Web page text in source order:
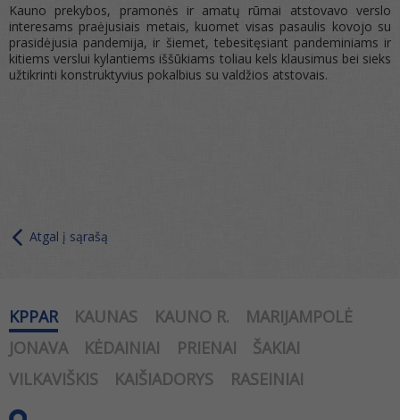
Kauno prekybos, pramonės ir amatų rūmai atstovavo verslo
interesams praėjusiais metais, kuomet visas pasaulis kovojo su
prasidėjusia pandemija, ir šiemet, tebesitęsiant pandeminiams ir
kitiems verslui kylantiems iššūkiams toliau kels klausimus bei sieks
užtikrinti konstruktyvius pokalbius su valdžios atstovais.
Atgal į sąrašą
KPPAR KAUNAS KAUNO R.
MARIJAMPOLĖ
JONAVA
KĖDAINIAI PRIENAI
ŠAKIAI
VILKAVIŠKIS
KAIŠIADORYS RASEINIAI